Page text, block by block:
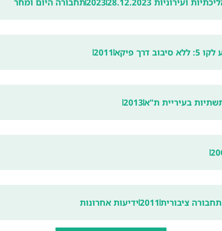
פיקא 2011
בעיריית ת"א2013
ציבורית2011ידיעות אחרונות